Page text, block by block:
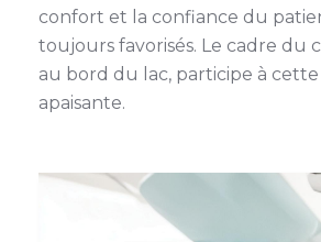
confort et la confiance du
toujours favorisés. Le cadre du
au bord du lac, participe à
apaisante.